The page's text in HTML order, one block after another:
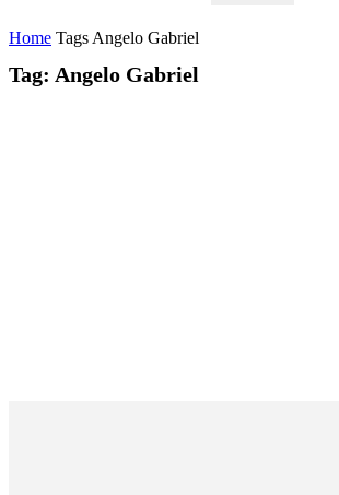
Home Tags Angelo Gabriel
Tag: Angelo Gabriel